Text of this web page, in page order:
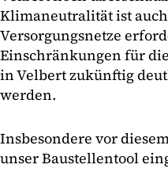
Klimaneutralität ist
Versorgungsnetze
Einschränkungen für
in Velbert zukünftig
werden.
Insbesondere vor
unser Baustellentool